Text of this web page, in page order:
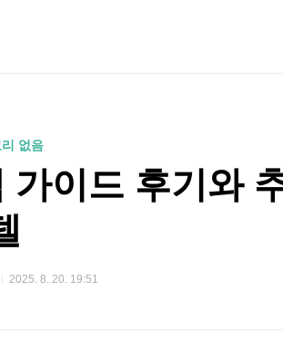
없음
이드 후기와
2025. 8. 20. 19:51